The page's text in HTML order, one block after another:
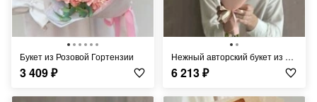
Букет из Розовой Гортензии
3 409₽
Нежный авторский букет из пионовидных роз, кустовых роз и лимониума
6 213₽